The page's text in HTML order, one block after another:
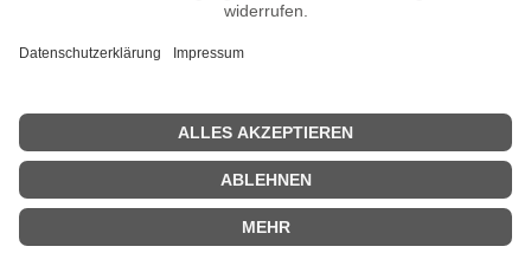
2005 - Langsam aber sicher
2007 - Liebe ist wie ein Haus
2009 - Stark
| © 2013–2025 was-war-wann.de. Alle Rechte vorbehalten. |